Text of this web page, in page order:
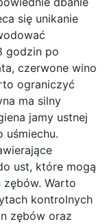
się unikanie
godzin po
czerwone wino
ograniczyć
ma silny
jamy ustnej
uśmiechu.
ust, które mogą
zębów. Warto
kontrolnych
zębów oraz